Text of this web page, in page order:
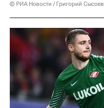
© РИА Новости / Григорий Сысоев